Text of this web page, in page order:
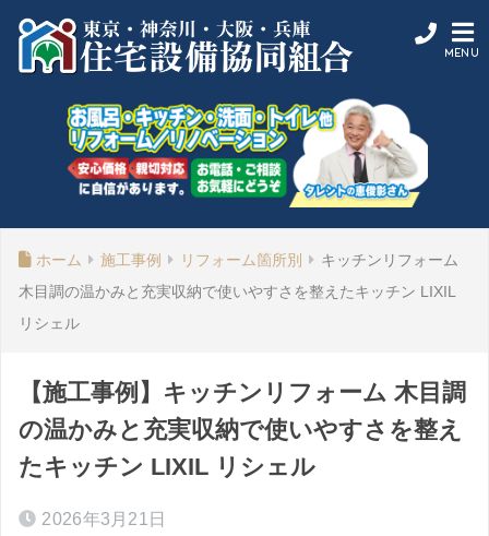
ホーム 施工事例 リフォーム箇所別
キッチンリフォーム
木目調の温かみと充実収納で使いやすさを整えたキッチン LIXIL
リシェル
【施工事例】キッチンリフォーム 木目調
の温かみと充実収納で使いやすさを整え
たキッチン LIXIL リシェル
2026年3月21日